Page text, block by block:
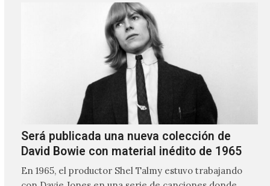
Será publicada una nueva colección de
David Bowie con material inédito de 1965
En 1965, el productor Shel Talmy estuvo trabajando